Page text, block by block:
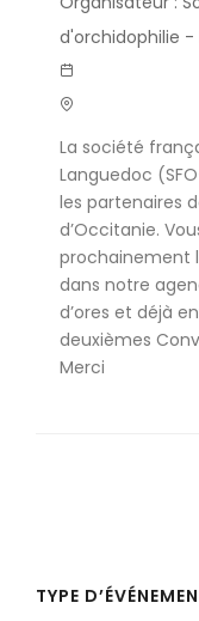
d'orchidophilie -
La société
Languedoc
les partenaires
d’Occitanie.
prochainement
dans notre
d’ores et déjà
deuxièmes
Merci
TYPE